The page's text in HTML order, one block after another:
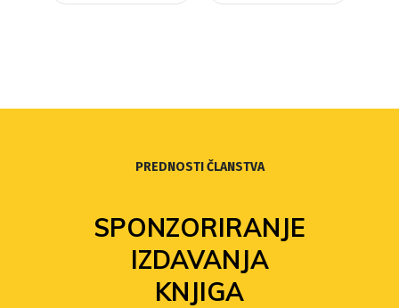
PREDNOSTI ČLANSTVA
SPONZORIRANJE
IZDAVANJA
KNJIGA